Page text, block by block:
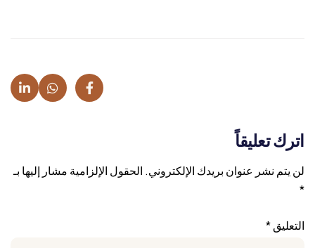
اترك تعليقاً
لن يتم نشر عنوان بريدك الإلكتروني. الحقول الإلزامية مشار إليها بـ
*
التعليق*